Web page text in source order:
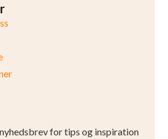
for tips og inspiration